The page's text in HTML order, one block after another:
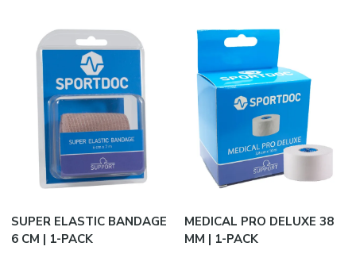
SUPER ELASTIC BANDAGE
6 CM | 1-PACK
MEDICAL PRO DELUXE 38
MM | 1-PACK